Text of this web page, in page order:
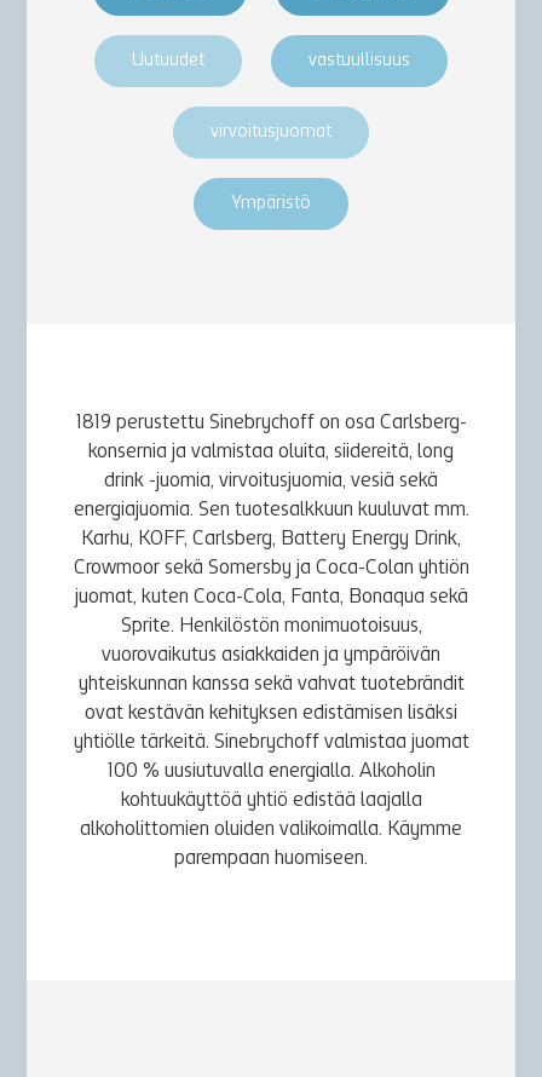
Uutuudet vastuullisuus
virvoitusjuomat
Ympäristö
1819 perustettu Sinebrychoff on osa Carlsberg-
konsernia ja valmistaa oluita, siidereitä, long
drink -juomia, virvoitusjuomia, vesiä sekä
energiajuomia. Sen tuotesalkkuun kuuluvat mm.
Karhu, KOFF, Carlsberg, Battery Energy Drink,
Crowmoor sekä Somersby ja Coca-Colan yhtiön
juomat, kuten Coca-Cola, Fanta, Bonaqua sekä
Sprite. Henkilöstön monimuotoisuus,
vuorovaikutus asiakkaiden ja ympäröivän
yhteiskunnan kanssa sekä vahvat tuotebrändit
ovat kestävän kehityksen edistämisen lisäksi
yhtiölle tärkeitä. Sinebrychoff valmistaa juomat
100 % uusiutuvalla energialla. Alkoholin
kohtuukäyttöä yhtiö edistää laajalla
alkoholittomien oluiden valikoimalla. Käymme
parempaan huomiseen.